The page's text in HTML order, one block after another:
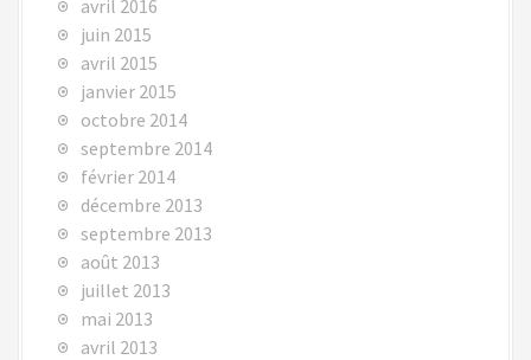
avril 2016
juin 2015
avril 2015
janvier 2015
octobre 2014
septembre 2014
février 2014
décembre 2013
septembre 2013
août 2013
juillet 2013
mai 2013
avril 2013